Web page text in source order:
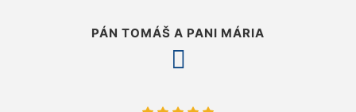
PÁN TOMÁŠ A PANI MÁRIA